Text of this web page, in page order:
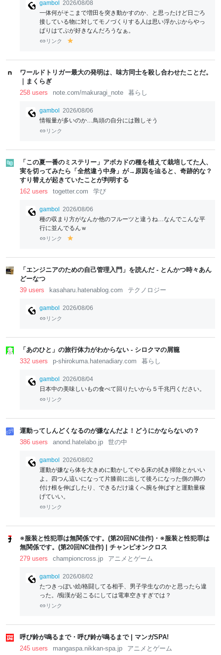
gambol
2026/08/08
一体何がそこまで増田を突き動かすのか、と思ったけど日ごろ
接している物に対してモノづくりする人は思い浮かぶからやっ
ぱりはてぶが好きなんだろうなぁ。
リンク
lo
ワールドトリガー最大の発明は、味方同士を殺し合わせたことだ。
｜まくらぎ
258 users
note.com/makuragi_note 暮らし
gambol
2026/08/06
情報量が多いのか…鳥頭の自分には難しそう
リンク
「この夏一番のミステリー」アボカドの種を植えて栽培してた人、
実を切ってみたら「全然違う中身」が→原因を辿ると、奇跡的な？
すり替えが起きていたことが判明する
162 users
togetter.com 学び
gambol
2026/08/06
種の収まり方がなんか他のフルーツと違うね…なんでこんな平
行に並んでるんｗ
リンク
lo
w
「エンジニアのための自己管理入門」を読んだ - とんかつ時々あん
どーなつ
39 users
kasaharu.hatenablog.com テクノロジー
gambol 2026/08/06
リンク
「あのひと」の旅行体力がわからない - シロクマの屑籠
332 users
p-shirokuma.hatenadiary.com 暮らし
gambol
2026/08/04
日本中の美味しいもの食べて回りたいから５千兆円ください。
リンク
運動ってしんどくなるのが嫌なんだよ！どうにかならないの？
386 users
anond.hatelabo.jp 世の中
gambol
2026/08/02
運動が嫌なら体を大きめに動かしてやる床の拭き掃除とかいい
よ。四つん這いになって片膝前に出して後ろになった側の脚の
付け根を伸ばしたり、できるだけ遠くへ腕を伸ばすと運動量稼
げていい。
リンク
※服装と性犯罪は無関係です。(第20回NC佳作)・※服装と性犯罪は
無関係です。(第20回NC佳作) | チャンピオンクロス
279 users
championcross.jp アニメとゲーム
gambol
2026/08/02
たつきっぽい絵/格闘してる相手、男子学生なのかと思ったら違
った。/痴漢が起こるにしては電車空きすぎでは？
リンク
呼び鈴が鳴るまで・呼び鈴が鳴るまで | マンガSPA!
245 users
mangaspa.nikkan-spa.jp アニメとゲーム